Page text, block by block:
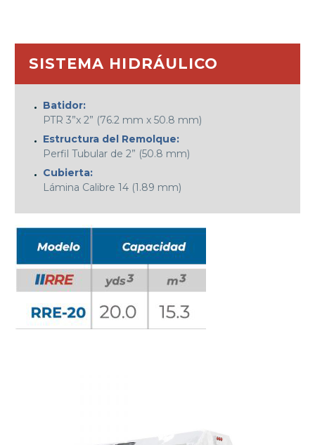
SISTEMA HIDRÁULICO
Batidor:
PTR 3”x 2” (76.2 mm x 50.8 mm)
Estructura del Remolque:
Perfil Tubular de 2” (50.8 mm)
Cubierta:
Lámina Calibre 14 (1.89 mm)